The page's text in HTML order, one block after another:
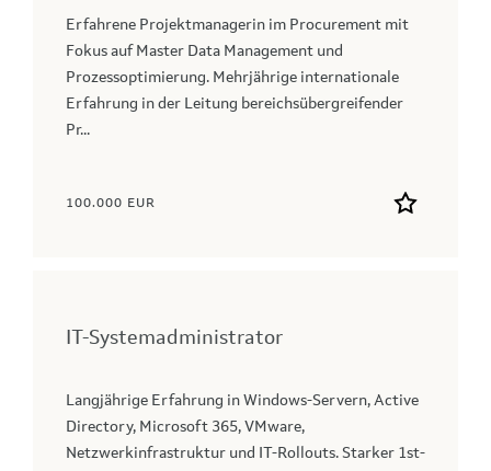
Erfahrene Projektmanagerin im Procurement mit
Fokus auf Master Data Management und
Prozessoptimierung. Mehrjährige internationale
Erfahrung in der Leitung bereichsübergreifender
Pr...
100.000 EUR
IT-Systemadministrator
Langjährige Erfahrung in Windows‑Servern, Active
Directory, Microsoft 365, VMware,
Netzwerkinfrastruktur und IT‑Rollouts. Starker 1st-